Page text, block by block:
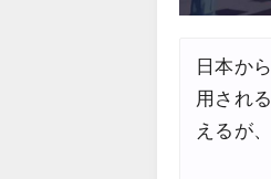
07/23
日本か
用され
えるが